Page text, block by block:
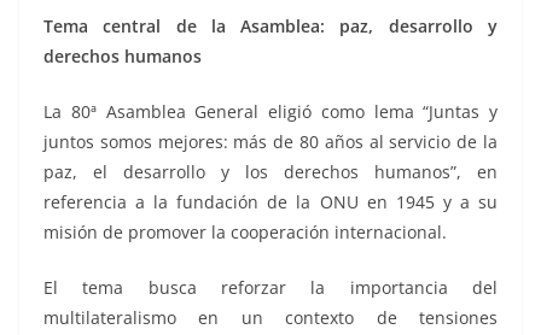
Tema central de la Asamblea: paz, desarrollo y
derechos humanos
La 80ª Asamblea General eligió como lema “Juntas y
juntos somos mejores: más de 80 años al servicio de la
paz, el desarrollo y los derechos humanos”, en
referencia a la fundación de la ONU en 1945 y a su
misión de promover la cooperación internacional.
El tema busca reforzar la importancia del
multilateralismo en un contexto de tensiones